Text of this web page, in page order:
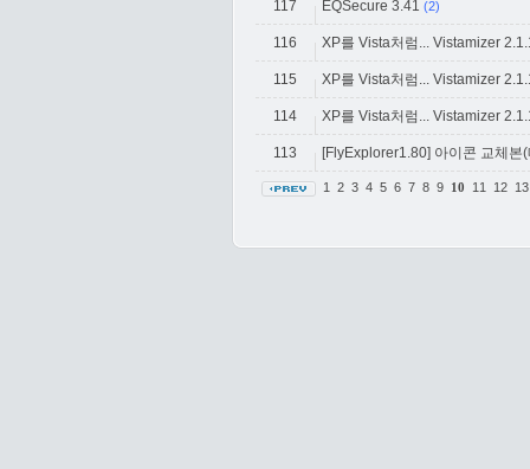
117 EQSecure 3.41 (2)
116 XP를 Vista처럼... Vistamizer
115 XP를 Vista처럼... Vistamizer
114 XP를 Vista처럼... Vistamizer
113 [FlyExplorer1.80] 아이콘 교체본
1 2 3 4 5 6 7 8 9 10 11 12